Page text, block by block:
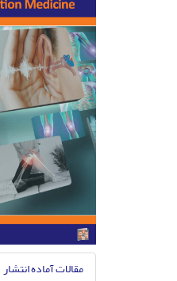
مقالات آماده انتشار